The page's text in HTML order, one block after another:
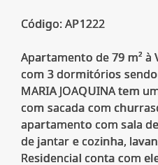
Código: AP1222
Apartamento de 79 m² à
com 3 dormitórios sendo
MARIA JOAQUINA tem
com sacada com
apartamento com sala
de jantar e cozinha,
Residencial conta com